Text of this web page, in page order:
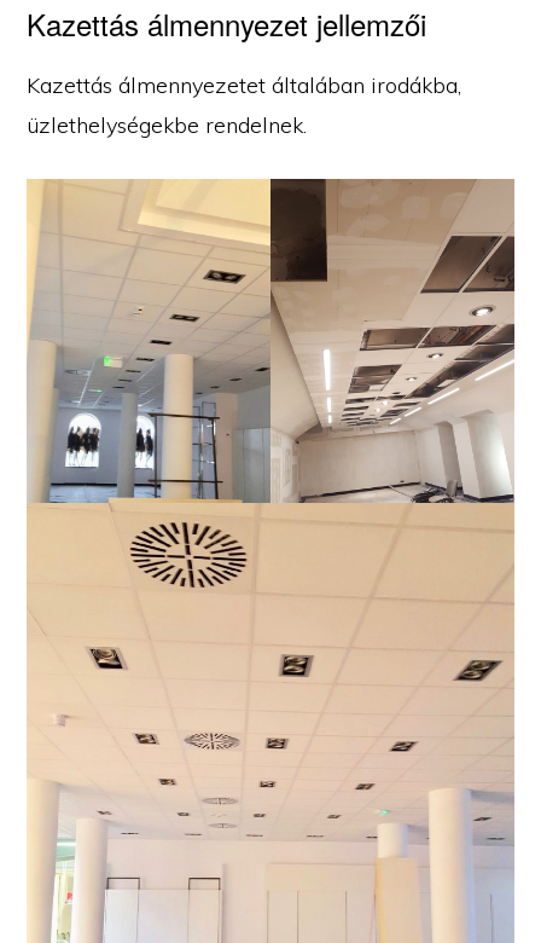
Kazettás álmennyezet jellemzői
Kazettás álmennyezetet általában irodákba,
üzlethelységekbe rendelnek.